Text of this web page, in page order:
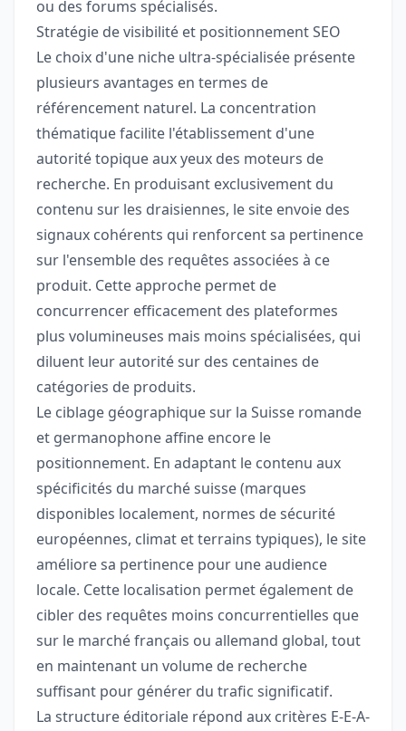
ou des forums spécialisés.
Stratégie de visibilité et positionnement SEO
Le choix d'une niche ultra-spécialisée présente
plusieurs avantages en termes de
référencement naturel. La concentration
thématique facilite l'établissement d'une
autorité topique aux yeux des moteurs de
recherche. En produisant exclusivement du
contenu sur les draisiennes, le site envoie des
signaux cohérents qui renforcent sa pertinence
sur l'ensemble des requêtes associées à ce
produit. Cette approche permet de
concurrencer efficacement des plateformes
plus volumineuses mais moins spécialisées, qui
diluent leur autorité sur des centaines de
catégories de produits.
Le ciblage géographique sur la Suisse romande
et germanophone affine encore le
positionnement. En adaptant le contenu aux
spécificités du marché suisse (marques
disponibles localement, normes de sécurité
européennes, climat et terrains typiques), le site
améliore sa pertinence pour une audience
locale. Cette localisation permet également de
cibler des requêtes moins concurrentielles que
sur le marché français ou allemand global, tout
en maintenant un volume de recherche
suffisant pour générer du trafic significatif.
La structure éditoriale répond aux critères E-E-A-